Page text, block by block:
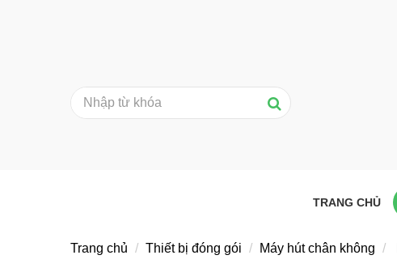
TRANG CHỦ
Trang chủ Thiết bị đóng gói Máy hút chân không